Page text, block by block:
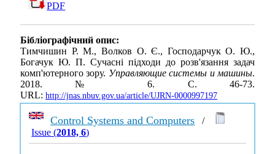
PDF
Бібліографічний опис:
Тимчишин Р. М., Волков О. Є., Господарчук О. Ю.,
Богачук Ю. П. Сучасні підходи до розв'язання задач
комп'ютерного зору. Управляющие системы и машины.
2018. № 6. С. 46-73.
URL: http://jnas.nbuv.gov.ua/article/UJRN-0000997197
Control Systems and Computers /
Issue (2018, 6)